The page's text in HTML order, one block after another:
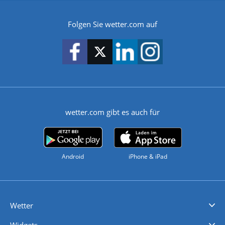
Folgen Sie wetter.com auf
wetter.com gibt es auch für
Android iPhone & iPad
Wetter